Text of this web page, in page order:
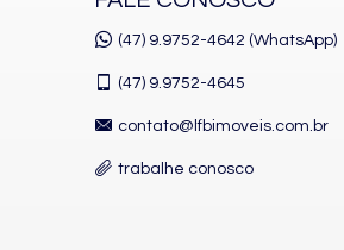
Sala de Estar
Sala de Jantar
Sala de Jogos
(47) 9.9752-4642 (WhatsApp)
(47) 9.9752-4645
contato@lfbimoveis.com.br
trabalhe conosco